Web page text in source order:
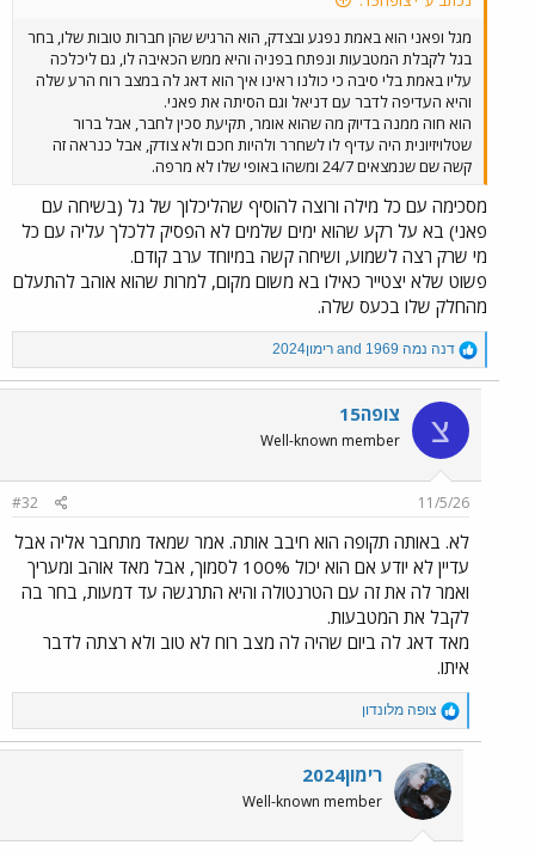
מגל ופאני הוא באמת נפגע ובצדק, הוא הרגיש שהן חברות טובות שלו, בחר
בגל לקבלת המטבעות ונפתח בפניה והיא ממש הכאיבה לו, גם ליכלכה
עליו באמת בלי סיבה כי כולנו ראינו איך הוא דאג לה במצב רוח הרע שלה
והיא העדיפה לדבר עם דניאל וגם הסיתה את פאני.
הוא חוה ממנה בדיוק מה שהוא אומר, תקיעת סכין לחבר, אבל ברור
שטלויזיונית היה עדיף לו לשחרר ולהיות חכם ולא צודק, אבל כנראה זה
קשה שם שנמצאים 24/7 ומשהו באופי שלו לא מרפה.
מסכימה עם כל מילה ורוצה להוסיף שהליכלוך של גל (בשיחה עם
פאני) בא על רקע שהוא ימים שלמים לא הפסיק ללכלך עליה עם כל
מי שרק רצה לשמוע, ושיחה קשה במיוחד ערב קודם.
פשוט שלא יצטייר כאילו בא משום מקום, למרות שהוא אוהב להתעלם
מהחלק שלו בכעס שלה.
R
e
a
c
o
n
s
דנה נמה 1969 רימון2024
צ צופה15
Well-known member
11/5/26
#32
לא. באותה תקופה הוא חיבב אותה. אמר שמאד מתחבר אליה אבל
עדיין לא יודע אם הוא יכול 100% לסמוך, אבל מאד אוהב ומעריך
ואמר לה את זה עם הטרנטולה והיא התרגשה עד דמעות, בחר בה
לקבל את המטבעות.
מאד דאג לה ביום שהיה לה מצב רוח לא טוב ולא רצתה לדבר
איתו.
R
e
a
c
t
i
o
n
צופה מלונדון
רימון2024
Well-known member